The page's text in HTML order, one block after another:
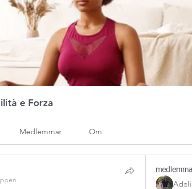
e Forza
Medlemmar Om